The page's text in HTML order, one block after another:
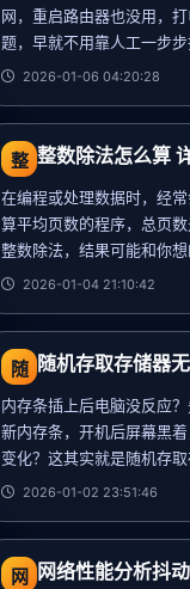
网，重启路由器也没用，
题，早就不用靠人工一步
2026-01-06 04:20:28
整 整数除法怎么算
在编程或处理数据时，经
算平均页数的程序，总页
整数除法，结果可能和你
2026-01-04 21:10:42
随 随机存取存储器
内存条插上后电脑没反应
新内存条，开机后屏幕黑
变化？这其实就是随机存
2026-01-02 23:51:46
网 网络性能分析抖